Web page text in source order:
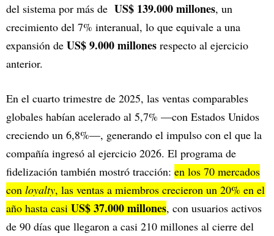
del sistema por más de US$ 139.000 millones, un
crecimiento del 7% interanual, lo que equivale a una
expansión de US$ 9.000 millones respecto al ejercicio
anterior.
En el cuarto trimestre de 2025, las ventas comparables
globales habían acelerado al 5,7% —con Estados Unidos
creciendo un 6,8%—, generando el impulso con el que la
compañía ingresó al ejercicio 2026. El programa de
fidelización también mostró tracción: en los 70 mercados
con loyalty, las ventas a miembros crecieron un 20% en el
año hasta casi US$ 37.000 millones, con usuarios activos
de 90 días que llegaron a casi 210 millones al cierre del